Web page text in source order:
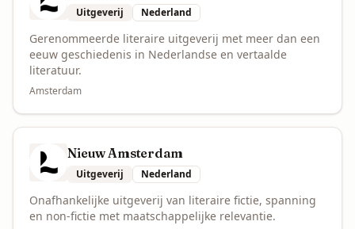
Uitgeverij Nederland
Gerenommeerde literaire uitgeverij met meer dan een
eeuw geschiedenis in Nederlandse en vertaalde
literatuur.
Amsterdam
Nieuw Amsterdam
Uitgeverij Nederland
Onafhankelijke uitgeverij van literaire fictie, spanning
en non-fictie met maatschappelijke relevantie.